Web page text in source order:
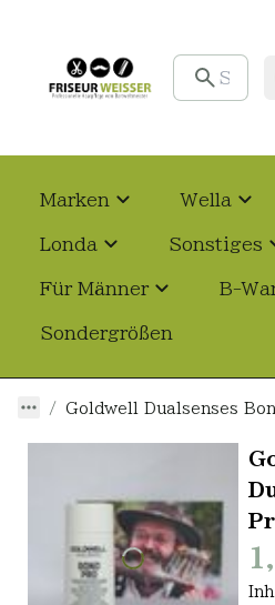
Marken Wella
Londa Sonstiges
Für Männer B-
Sondergrößen
Goldwell Dualsenses